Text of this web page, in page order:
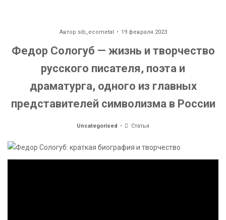
Автор sib_ecometal 19 февраля 2023
Федор Сологуб — жизнь и творчество
русского писателя, поэта и
драматурга, одного из главных
представителей символизма в России
Uncategorised Статья